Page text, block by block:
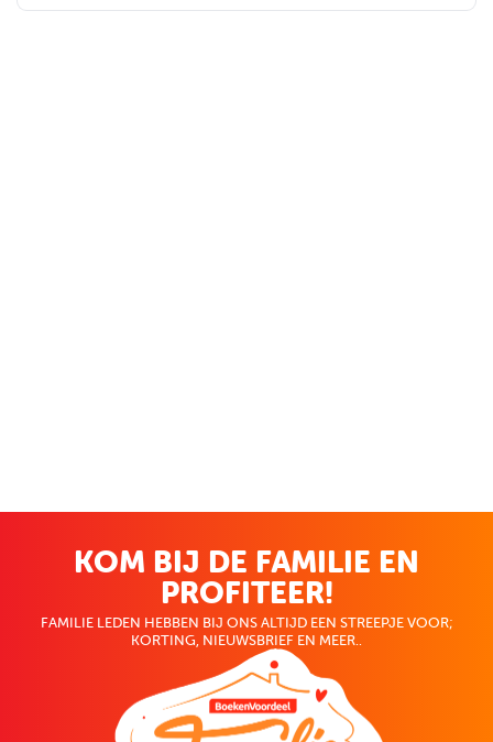
KOM BIJ DE FAMILIE EN
PROFITEER!
FAMILIE LEDEN HEBBEN BIJ ONS ALTIJD EEN STREEPJE VOOR;
KORTING, NIEUWSBRIEF EN MEER..